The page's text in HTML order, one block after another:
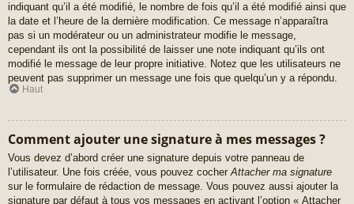
indiquant qu’il a été modifié, le nombre de fois qu’il a été modifié ainsi que
la date et l’heure de la dernière modification. Ce message n’apparaîtra
pas si un modérateur ou un administrateur modifie le message,
cependant ils ont la possibilité de laisser une note indiquant qu’ils ont
modifié le message de leur propre initiative. Notez que les utilisateurs ne
peuvent pas supprimer un message une fois que quelqu’un y a répondu.
Haut
Comment ajouter une signature à mes messages ?
Vous devez d’abord créer une signature depuis votre panneau de
l’utilisateur. Une fois créée, vous pouvez cocher Attacher ma signature
sur le formulaire de rédaction de message. Vous pouvez aussi ajouter la
signature par défaut à tous vos messages en activant l’option « Attacher